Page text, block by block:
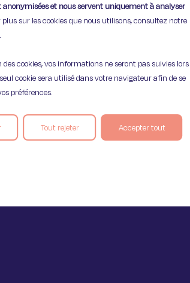
et nous servent uniquement à analyser
plus sur les cookies que nous utilisons, consultez notre
cookies, vos informations ne seront pas suivies lors
cookie sera utilisé dans votre navigateur afin de se
préférences.
Tout rejeter Accepter tout
Mentions légales Politique de